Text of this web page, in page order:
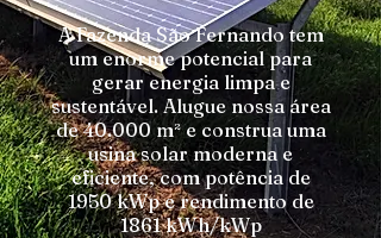
A Fazenda São Fernando tem
um enorme potencial para
gerar energia limpa e
sustentável. Alugue nossa área
de 40.000 m² e construa uma
usina solar moderna e
eficiente, com potência de
1950 kWp e rendimento de
1861 kWh/kWp